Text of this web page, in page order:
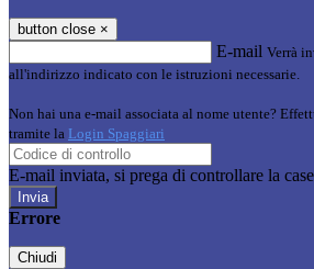
button close ×
E-mail Verrà
all'indirizzo indicato con le istruzioni necessarie.
Non hai una e-mail associata al nome utente?
tramite la Login Spaggiari
E-mail inviata, si prega di controllare la
Errore
Chiudi